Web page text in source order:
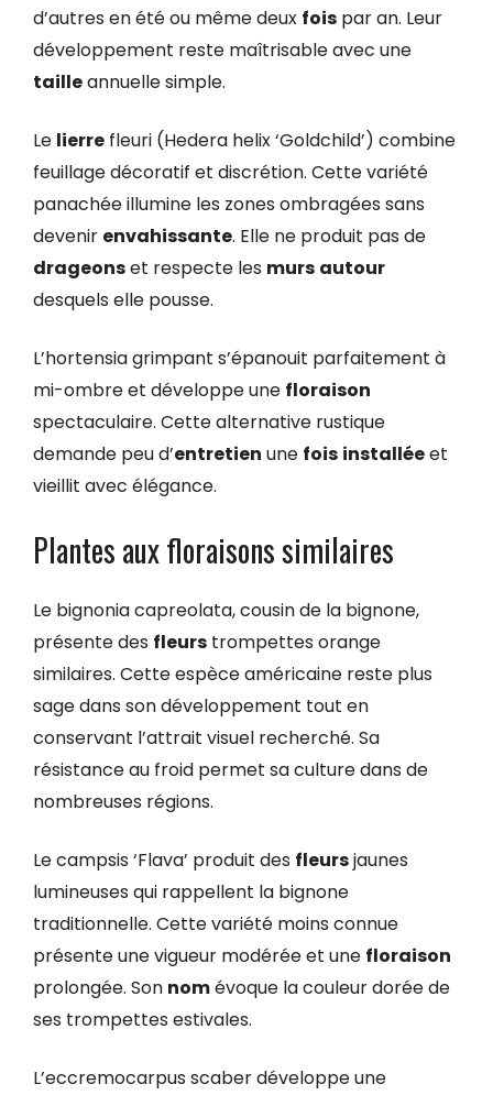
d’autres en été ou même deux fois par an. Leur
développement reste maîtrisable avec une
tailleannuelle simple.
Le lierre fleuri (Hedera helix ‘Goldchild’) combine
feuillage décoratif et discrétion. Cette variété
panachée illumine les zones ombragées sans
devenir envahissante. Elle ne produit pas de
drageonset respecte les murs autour
desquels elle pousse.
L’hortensia grimpant s’épanouit parfaitement à
mi-ombre et développe une floraison
spectaculaire. Cette alternative rustique
demande peu d’entretien une fois installéeet
vieillit avec élégance.
Plantes aux floraisons similaires
Le bignonia capreolata, cousin de la bignone,
présente des fleurs trompettes orange
similaires. Cette espèce américaine reste plus
sage dans son développement tout en
conservant l’attrait visuel recherché. Sa
résistance au froid permet sa culture dans de
nombreuses régions.
Le campsis ‘Flava’ produit des fleursjaunes
lumineuses qui rappellent la bignone
traditionnelle. Cette variété moins connue
présente une vigueur modérée et une floraison
prolongée. Son nomévoque la couleur dorée de
ses trompettes estivales.
L’eccremocarpus scaber développe une